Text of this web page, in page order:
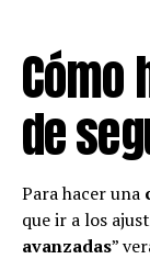
Cómo
de
Para hacer una
que ir a los
avanzadas”